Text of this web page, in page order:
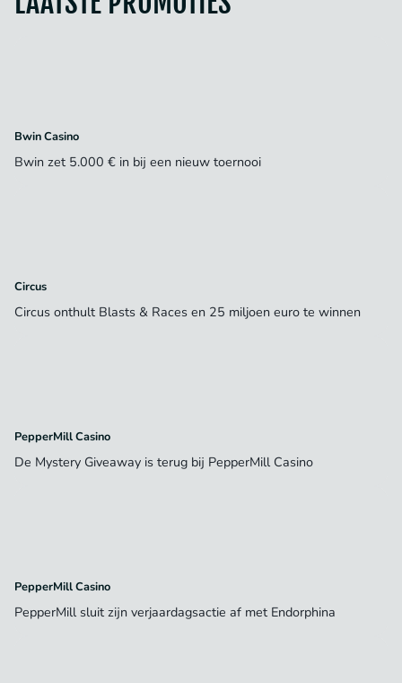
Bwin Casino
Bwin zet 5.000 € in bij een nieuw toernooi
Circus
Circus onthult Blasts & Races en 25 miljoen euro te winnen
PepperMill Casino
De Mystery Giveaway is terug bij PepperMill Casino
PepperMill Casino
PepperMill sluit zijn verjaardagsactie af met Endorphina